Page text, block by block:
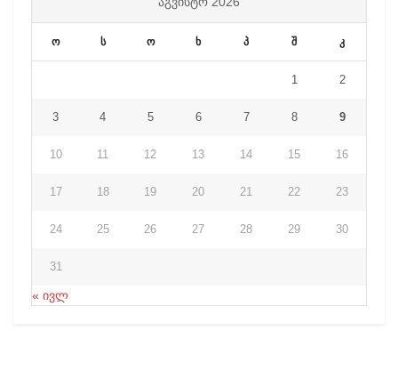
ო ს ო ხ პ შ კ
1 2
3 4 5 6 7 8 9
10 11 12 13 14 15 16
17 18 19 20 21 22 23
24 25 26 27 28 29 30
31
« ივლ